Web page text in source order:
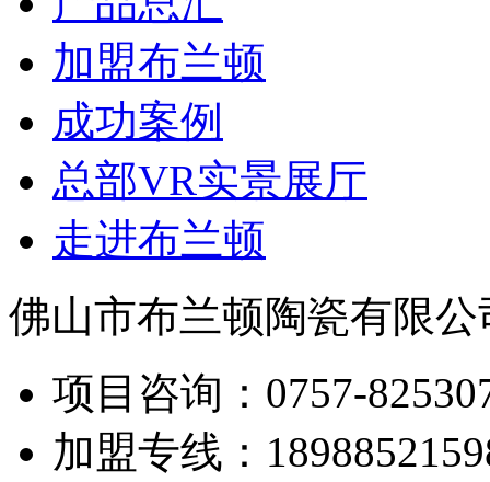
加盟布兰顿
成功案例
总部VR实景展厅
走进布兰顿
佛山市布兰顿陶瓷有限公
项目咨询： 0757-
加盟专线：